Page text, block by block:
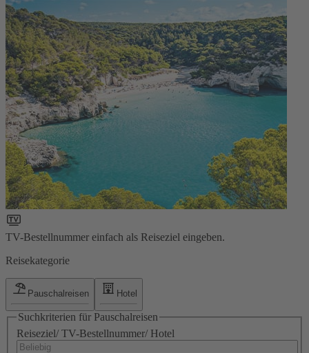
TV-Bestellnummer einfach als Reiseziel eingeben.
Reisekategorie
Pauschalreisen Hotel
Suchkriterien für Pauschalreisen
Reiseziel/ TV-Bestellnummer/ Hotel